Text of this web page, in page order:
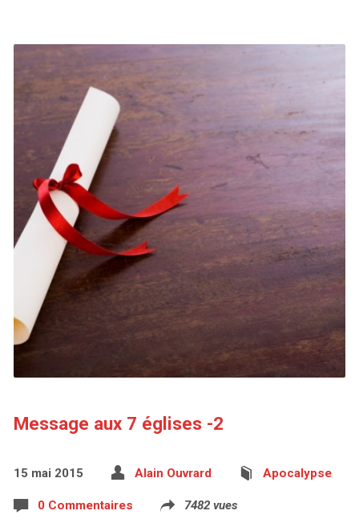
Message aux 7 églises -2
15 mai 2015 Alain Ouvrard Apocalypse
0 Commentaires 7482 vues